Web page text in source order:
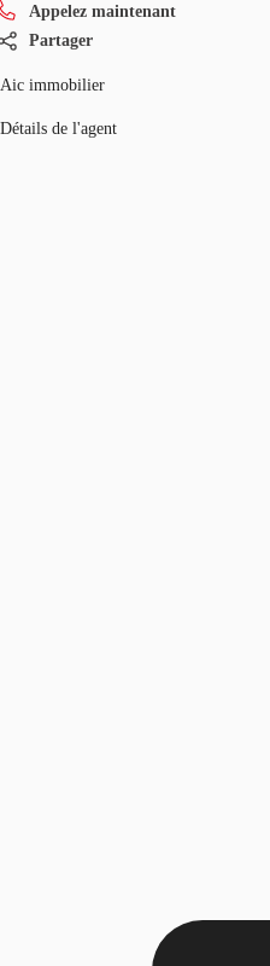
Appelez maintenant
Partager
Aic immobilier
Détails de l'agent